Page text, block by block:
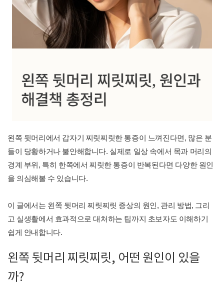
왼쪽 뒷머리에서 갑자기 찌릿찌릿한 통증이 느껴진다면, 많은 분
들이 당황하거나 불안해합니다. 실제로 일상 속에서 목과 머리의
경계 부위, 특히 한쪽에서 찌릿한 통증이 반복된다면 다양한 원인
을 의심해볼 수 있습니다.
이 글에서는 왼쪽 뒷머리 찌릿찌릿 증상의 원인, 관리 방법, 그리
고 실생활에서 효과적으로 대처하는 팁까지 초보자도 이해하기
쉽게 안내합니다.
왼쪽 뒷머리 찌릿찌릿, 어떤 원인이 있을
까?